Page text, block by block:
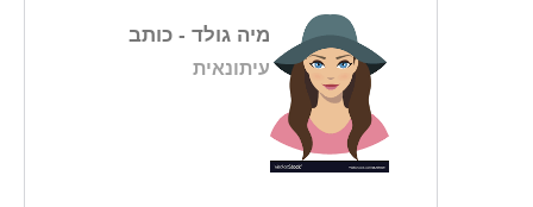
מיה גולד - כותב
עיתונאית